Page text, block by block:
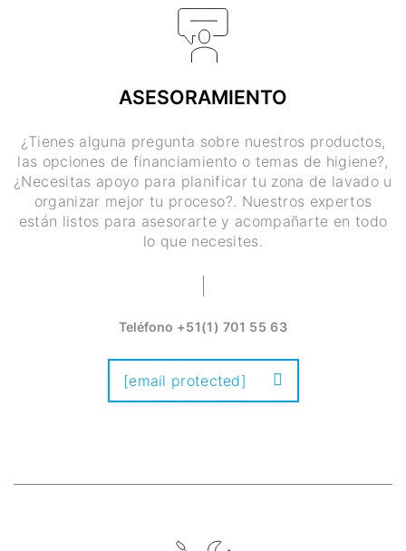
ASESORAMIENTO
¿Tienes alguna pregunta sobre nuestros productos,
las opciones de financiamiento o temas de higiene?,
¿Necesitas apoyo para planificar tu zona de lavado u
organizar mejor tu proceso?. Nuestros expertos
están listos para asesorarte y acompañarte en todo
lo que necesites.
Teléfono +51(1) 701 55 63
[email protected]